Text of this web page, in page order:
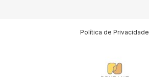
Política de Privacidade